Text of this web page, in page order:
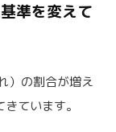
準を変えて
）の割合が増え
ています。